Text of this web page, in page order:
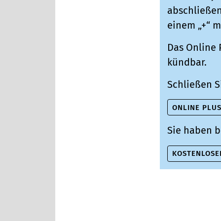
einem „+“
Das
kündbar.
Schließen
ONLINE
Sie haben